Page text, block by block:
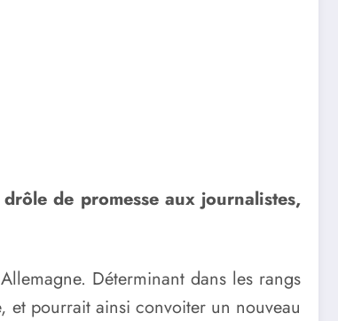
de promesse aux journalistes,
Déterminant dans les rangs
et pourrait ainsi convoiter un nouveau